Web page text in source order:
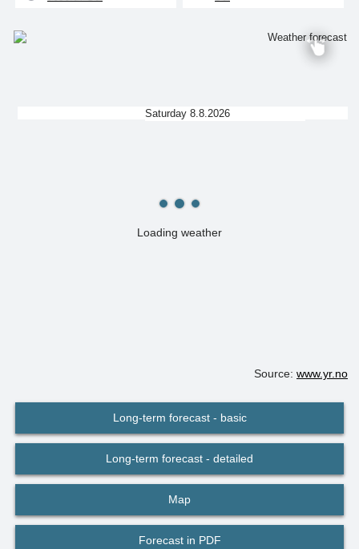
Loading weather
Saturday 8.8.2026
Source: www.yr.no
Long-term forecast - basic
Long-term forecast - detailed
Map
Forecast in PDF